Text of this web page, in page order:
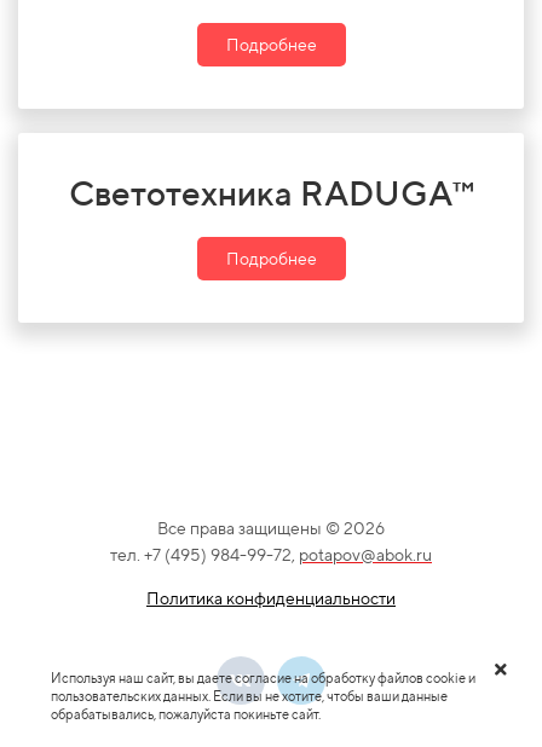
Подробнее
Светотехника RADUGA™
Подробнее
Все права защищены © 2026
тел. +7 (495) 984-99-72, potapov@abok.ru
Политика конфиденциальности
Используя наш сайт, вы даете согласие на обработку файлов cookie и
пользовательских данных. Если вы не хотите, чтобы ваши данные
обрабатывались, пожалуйста покиньте сайт.